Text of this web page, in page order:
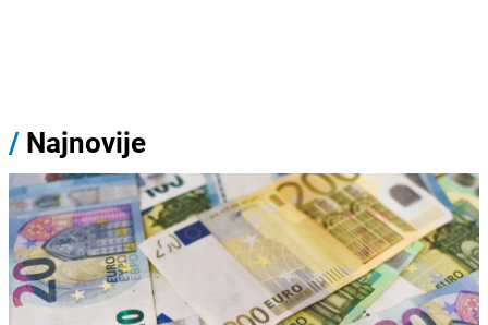
/ Najnovije